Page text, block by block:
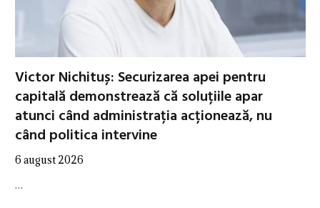
Victor Nichituș: Securizarea apei pentru
capitală demonstrează că soluțiile apar
atunci când administrația acționează, nu
când politica intervine
6 august 2026
…